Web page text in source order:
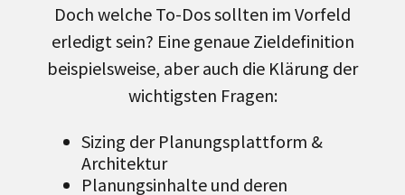
Doch welche To-Dos sollten im Vorfeld
erledigt sein? Eine genaue Zieldefinition
beispielsweise, aber auch die Klärung der
wichtigsten Fragen:
Sizing der Planungsplattform &
Architektur
Planungsinhalte und deren